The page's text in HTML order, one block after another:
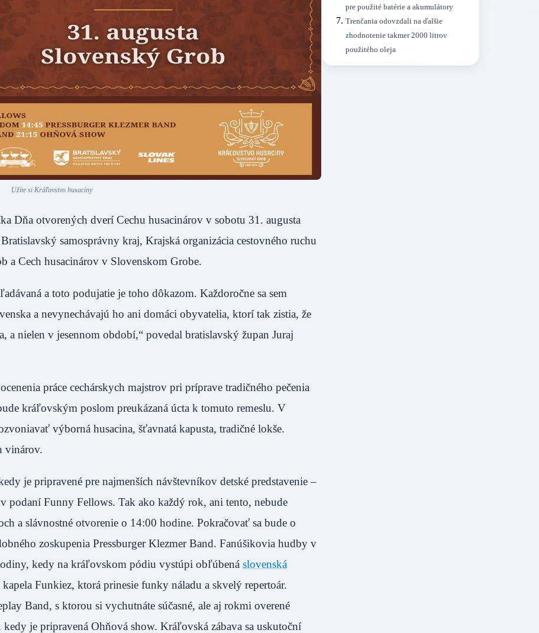
Užite si Kráľovstvo husaciny
Dňa otvorených dverí Cechu husacinárov v sobotu 31. augusta
samosprávny kraj, Krajská organizácia cestovného ruchu
a Cech husacinárov v Slovenskom Grobe.
a toto podujatie je toho dôkazom. Každoročne sa sem
a nevynechávajú ho ani domáci obyvatelia, ktorí tak zistia, že
a nielen v jesennom období,“ povedal bratislavský župan Juraj
práce cechárskych majstrov pri príprave tradičného pečenia
kráľovským poslom preukázaná úcta k tomuto remeslu. V
výborná husacina, šťavnatá kapusta, tradičné lokše.
vinárov.
je pripravené pre najmenších návštevníkov detské predstavenie –
podaní Funny Fellows. Tak ako každý rok, ani tento, nebude
a slávnostné otvorenie o 14:00 hodine. Pokračovať sa bude o
zoskupenia Pressburger Klezmer Band. Fanúšikovia hudby v
kedy na kráľovskom pódiu vystúpi obľúbená slovenská
Funkiez, ktorá prinesie funky náladu a skvelý repertoár.
Band, s ktorou si vychutnáte súčasné, ale aj rokmi overené
je pripravená Ohňová show. Kráľovská zábava sa uskutoční
pre použité batérie a akumulátory
Trenčania odovzdali na ďalšie
zhodnotenie takmer 2000 litrov
použitého oleja